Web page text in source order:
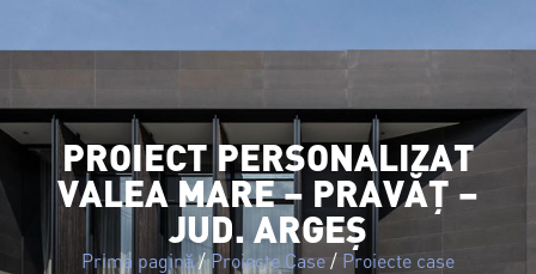
PROIECT PERSONALIZAT
VALEA MARE – PRAVĂȚ –
JUD. ARGEȘ
Prima pagină/Proiecte Case/ Proiecte case